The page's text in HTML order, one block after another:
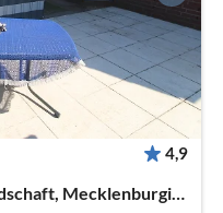
4,9
Feldberg, Feldberger Seenlandschaft, Mecklenburgische Seenplatte, Mecklenburg-Vorpommern